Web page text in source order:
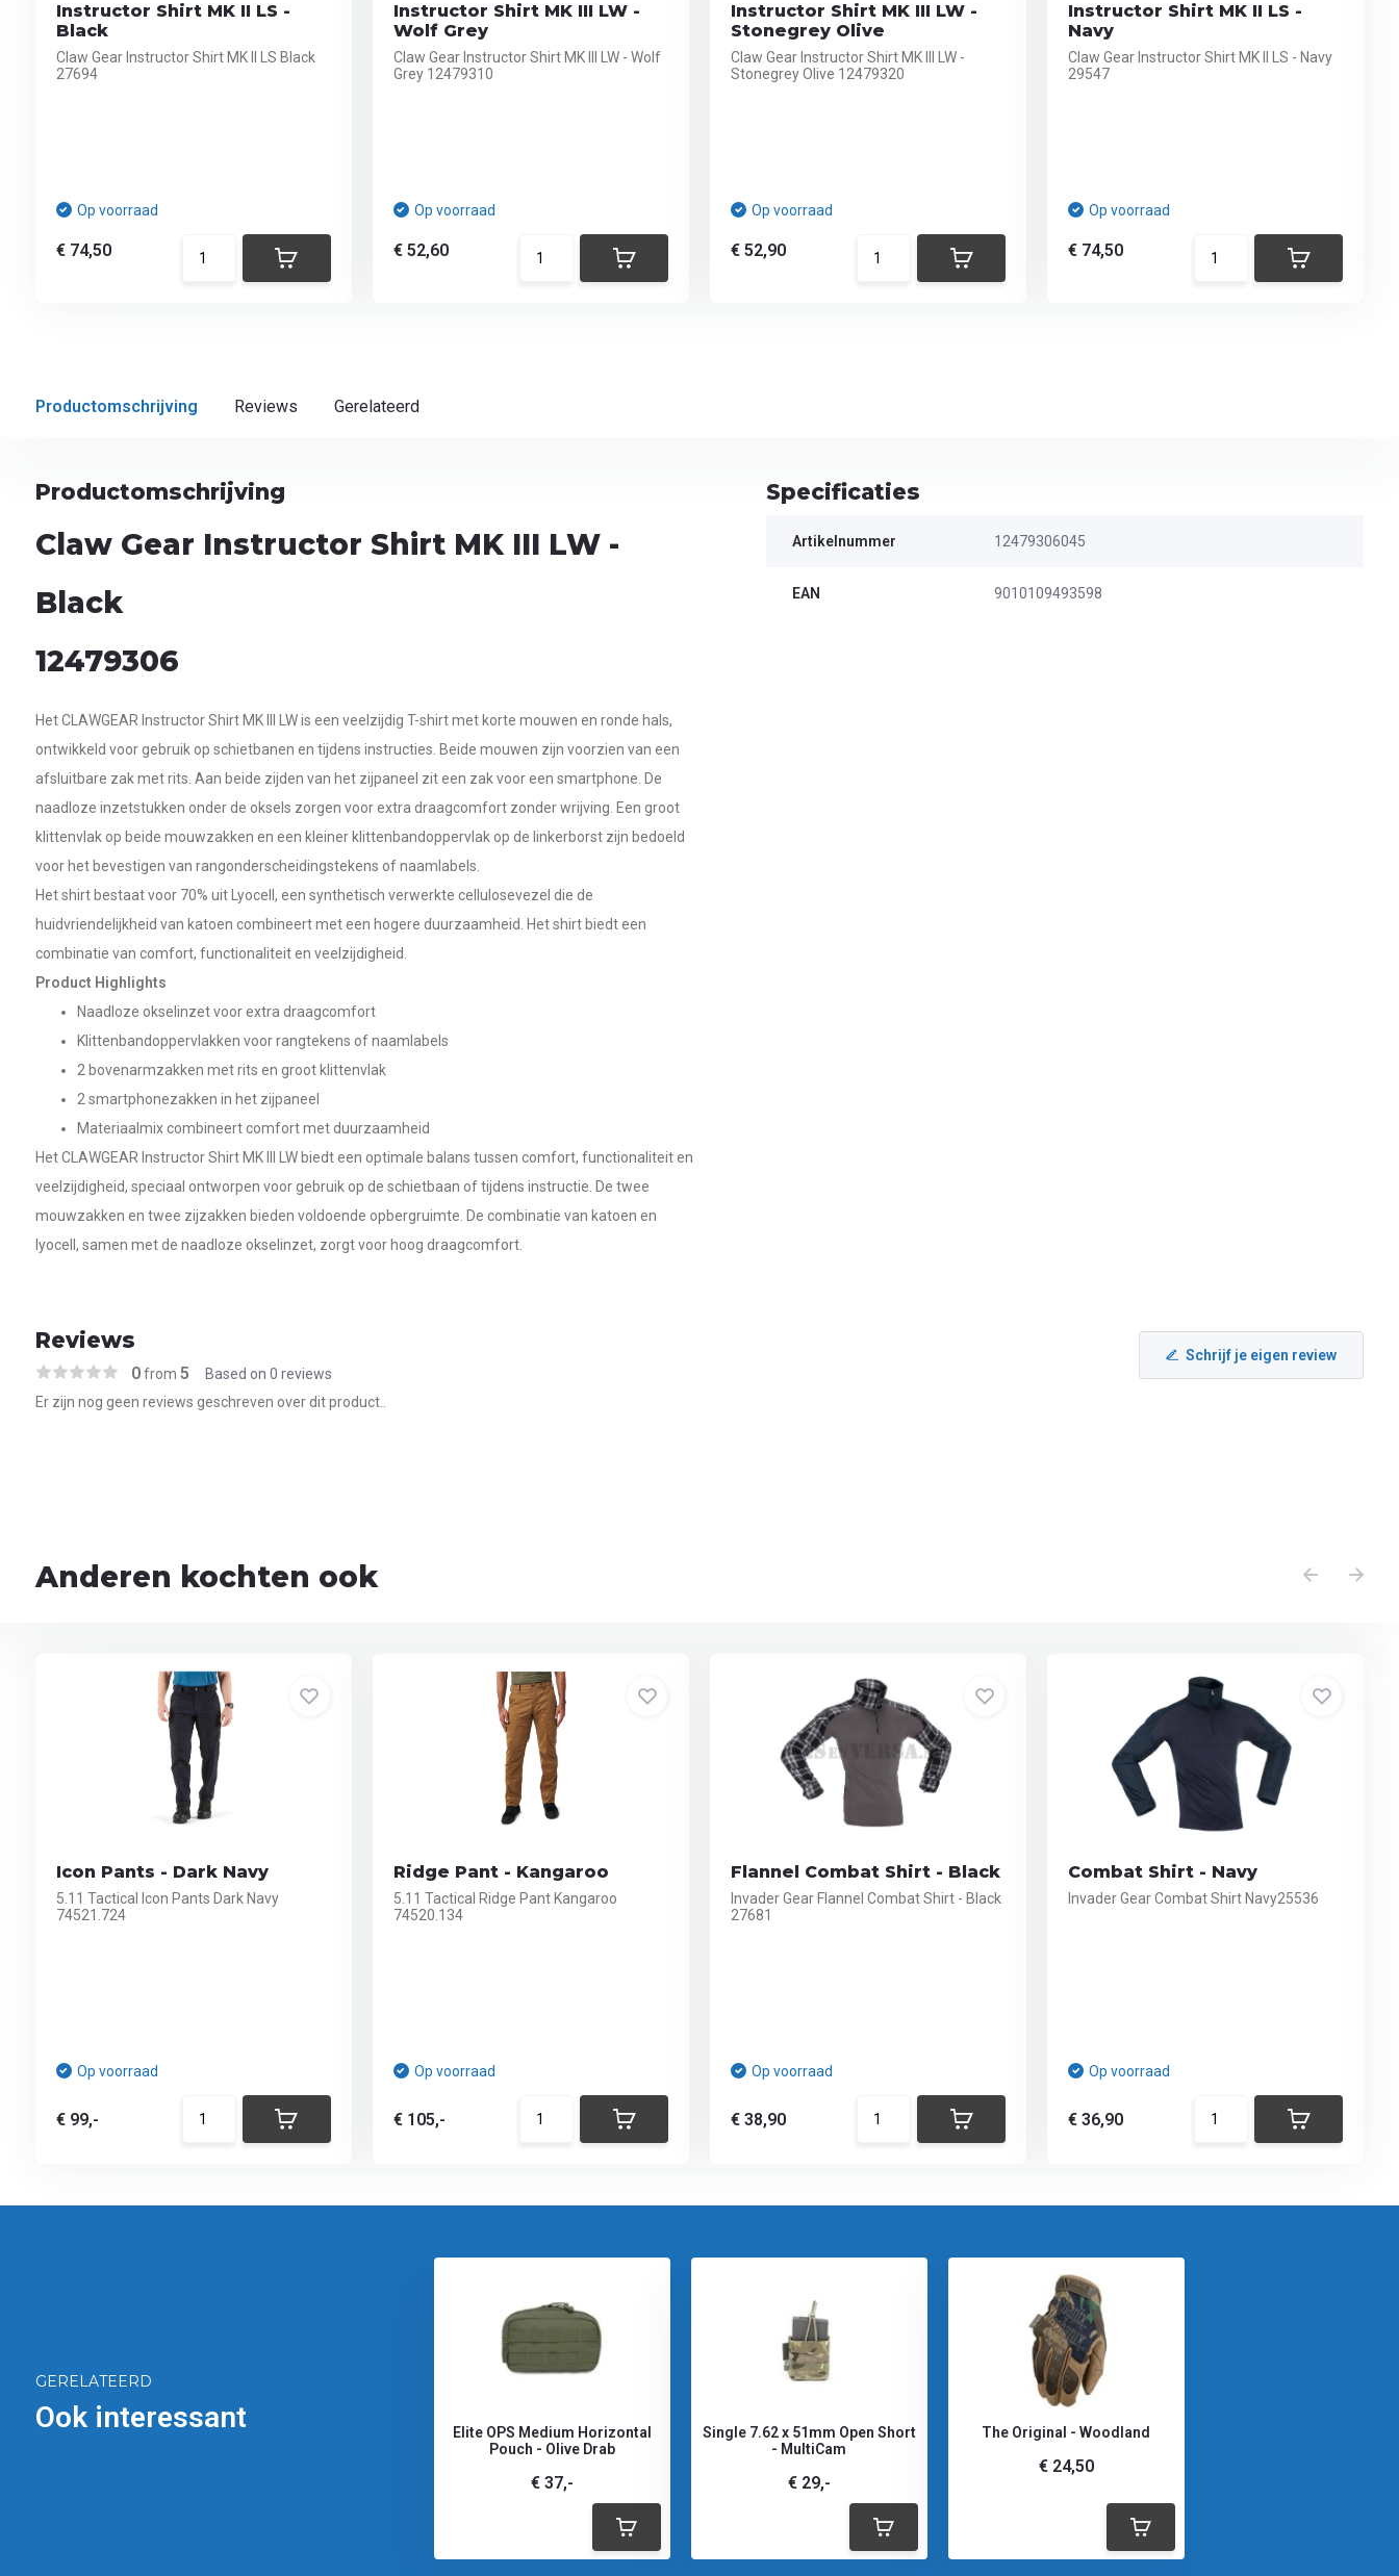
Instructor Shirt MK II LS -
Black
Claw Gear Instructor Shirt MK II LS Black
27694
Op voorraad
€ 74,50
Instructor Shirt MK III LW -
Wolf Grey
Claw Gear Instructor Shirt MK III LW - Wolf
Grey 12479310
Op voorraad
€ 52,60
Instructor Shirt MK III LW -
Stonegrey Olive
Claw Gear Instructor Shirt MK III LW -
Stonegrey Olive 12479320
Op voorraad
€ 52,90
Instructor Shirt MK II LS -
Navy
Claw Gear Instructor Shirt MK II LS - Navy
29547
Op voorraad
€ 74,50
Productomschrijving Reviews Gerelateerd
Productomschrijving
Claw Gear Instructor Shirt MK III LW -
Black
12479306
Het CLAWGEAR Instructor Shirt MK III LW is een veelzijdig T-shirt met korte mouwen en ronde hals,
ontwikkeld voor gebruik op schietbanen en tijdens instructies. Beide mouwen zijn voorzien van een
afsluitbare zak met rits. Aan beide zijden van het zijpaneel zit een zak voor een smartphone. De
naadloze inzetstukken onder de oksels zorgen voor extra draagcomfort zonder wrijving. Een groot
klittenvlak op beide mouwzakken en een kleiner klittenbandoppervlak op de linkerborst zijn bedoeld
voor het bevestigen van rangonderscheidingstekens of naamlabels.
Het shirt bestaat voor 70% uit Lyocell, een synthetisch verwerkte cellulosevezel die de
huidvriendelijkheid van katoen combineert met een hogere duurzaamheid. Het shirt biedt een
combinatie van comfort, functionaliteit en veelzijdigheid.
Product Highlights
Naadloze okselinzet voor extra draagcomfort
Klittenbandoppervlakken voor rangtekens of naamlabels
2 bovenarmzakken met rits en groot klittenvlak
2 smartphonezakken in het zijpaneel
Materiaalmix combineert comfort met duurzaamheid
Het CLAWGEAR Instructor Shirt MK III LW biedt een optimale balans tussen comfort, functionaliteit en
veelzijdigheid, speciaal ontworpen voor gebruik op de schietbaan of tijdens instructie. De twee
mouwzakken en twee zijzakken bieden voldoende opbergruimte. De combinatie van katoen en
lyocell, samen met de naadloze okselinzet, zorgt voor hoog draagcomfort.
Specificaties
Artikelnummer 12479306045
EAN 9010109493598
Reviews
0from 5 Based on 0 reviews
Schrijf je eigen review
Er zijn nog geen reviews geschreven over dit product..
Anderen kochten ook
Icon Pants - Dark Navy
5.11 Tactical Icon Pants Dark Navy
74521.724
Op voorraad
€ 99,-
Ridge Pant - Kangaroo
5.11 Tactical Ridge Pant Kangaroo
74520.134
Op voorraad
€ 105,-
Flannel Combat Shirt - Black
Invader Gear Flannel Combat Shirt - Black
27681
Op voorraad
€ 38,90
Combat Shirt - Navy
Invader Gear Combat Shirt Navy25536
Op voorraad
€ 36,90
GERELATEERD
Ook interessant
Elite OPS Medium Horizontal
Pouch - Olive Drab
€ 37,-
Single 7.62 x 51mm Open Short
- MultiCam
€ 29,-
The Original - Woodland
€ 24,50